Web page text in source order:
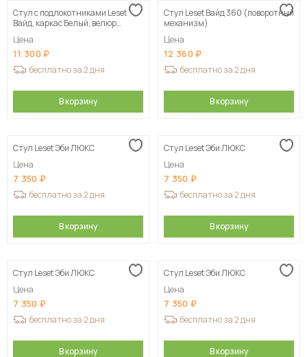
Стул с подлокотниками Leset
Вайд, каркас Белый, велюр
Цена
11 300
бесплатно за 2 дня
В корзину
Стул Leset Вайд 360 (поворотный
механизм)
Цена
12 360
бесплатно за 2 дня
В корзину
Стул Leset Эби ЛЮКС
Цена
7 350
бесплатно за 2 дня
В корзину
Стул Leset Эби ЛЮКС
Цена
7 350
бесплатно за 2 дня
В корзину
Стул Leset Эби ЛЮКС
Цена
7 350
бесплатно за 2 дня
В корзину
Стул Leset Эби ЛЮКС
Цена
7 350
бесплатно за 2 дня
В корзину